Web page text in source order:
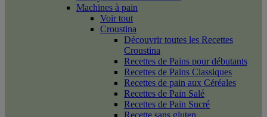
Machines à pain
Voir tout
Croustina
Découvrir toutes les Recettes
Croustina
Recettes de Pains pour débutants
Recettes de Pains Classiques
Recettes de pain aux Céréales
Recettes de Pain Salé
Recettes de Pain Sucré
Recette sans gluten